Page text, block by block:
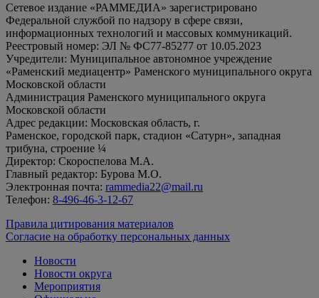
Сетевое издание «РАММЕДИА» зарегистрировано
Федеральной службой по надзору в сфере связи,
информационных технологий и массовых коммуникаций.
Реестровый номер: ЭЛ № ФС77-85277 от 10.05.2023
Учредители: Муниципальное автономное учреждение
«Раменский медиацентр» Раменского муниципального округа
Московской области
Администрация Раменского муниципального округа
Московской области
Адрес редакции: Московская область, г.
Раменское, городской парк, стадион «Сатурн», западная
трибуна, строение ¼
Директор: Скороспелова М.А.
Главный редактор: Бурова М.О.
Электронная почта: rammedia22@mail.ru
Телефон: 8-496-46-3-12-67
Правила цитирования материалов
Согласие на обработку персональных данных
Новости
Новости округа
Мероприятия